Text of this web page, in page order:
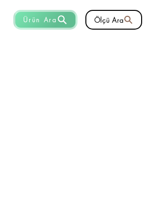
Ölçü Ara
Ürün Ara